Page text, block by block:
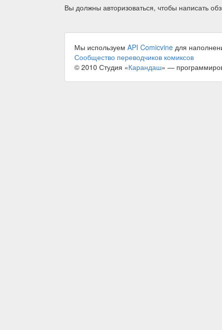
Вы должны авторизоваться, чтобы написать
Мы используем API Comicvine для
Сообщество переводчиков комиксов
© 2010 Студия «Карандаш» —